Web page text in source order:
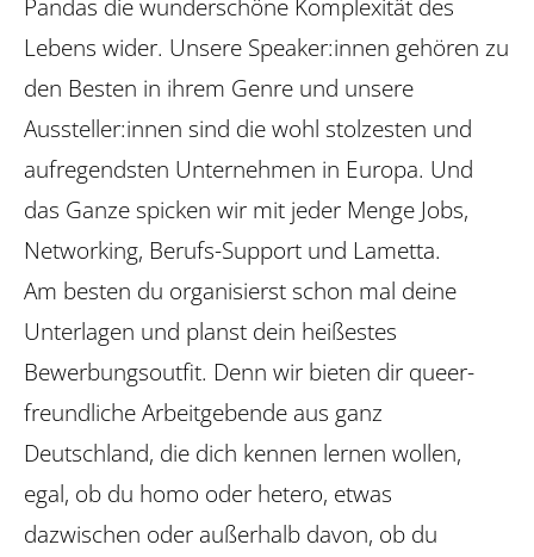
Pandas die wunderschöne Komplexität des
Lebens wider. Unsere Speaker:innen gehören zu
den Besten in ihrem Genre und unsere
Aussteller:innen sind die wohl stolzesten und
aufregendsten Unternehmen in Europa. Und
das Ganze spicken wir mit jeder Menge Jobs,
Networking, Berufs-Support und Lametta.
Am besten du organisierst schon mal deine
Unterlagen und planst dein heißestes
Bewerbungsoutfit. Denn wir bieten dir queer-
freundliche Arbeitgebende aus ganz
Deutschland, die dich kennen lernen wollen,
egal, ob du homo oder hetero, etwas
dazwischen oder außerhalb davon, ob du